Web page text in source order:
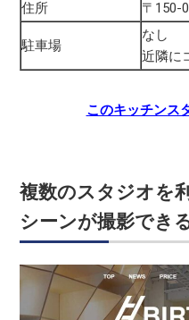
住所 〒150-
駐車場
なし
近隣に
このキッチンス
複数のスタジオを
シーンが撮影でき